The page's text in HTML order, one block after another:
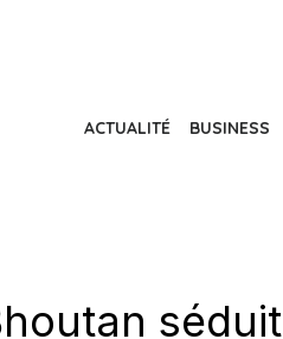
ACTUALITÉ BUSINESS